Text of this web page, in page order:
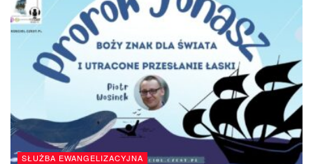
SŁUŻBA EWANGELIZACYJNA